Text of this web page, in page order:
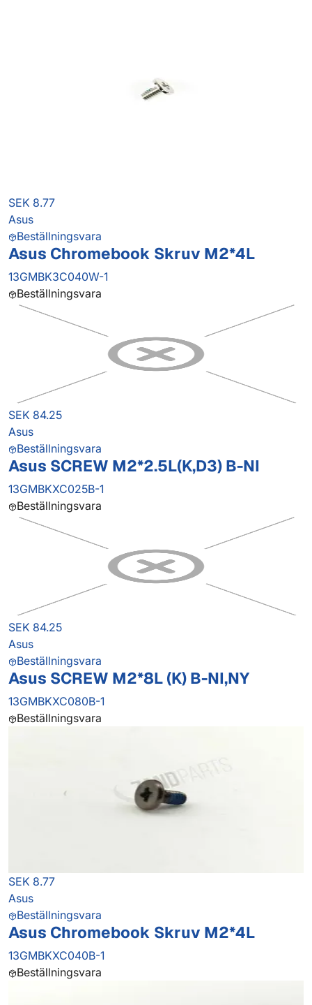
SEK 8.77
Asus
Beställningsvara
Asus Chromebook Skruv M2*4L
13GMBK3C040W-1
Beställningsvara
SEK 84.25
Asus
Beställningsvara
Asus SCREW M2*2.5L(K,D3) B-NI
13GMBKXC025B-1
Beställningsvara
SEK 84.25
Asus
Beställningsvara
Asus SCREW M2*8L (K) B-NI,NY
13GMBKXC080B-1
Beställningsvara
SEK 8.77
Asus
Beställningsvara
Asus Chromebook Skruv M2*4L
13GMBKXC040B-1
Beställningsvara